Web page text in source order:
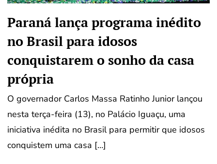
Paraná lança programa inédito
no Brasil para idosos
conquistarem o sonho da casa
própria
O governador Carlos Massa Ratinho Junior lançou
nesta terça-feira (13), no Palácio Iguaçu, uma
iniciativa inédita no Brasil para permitir que idosos
conquistem uma casa […]